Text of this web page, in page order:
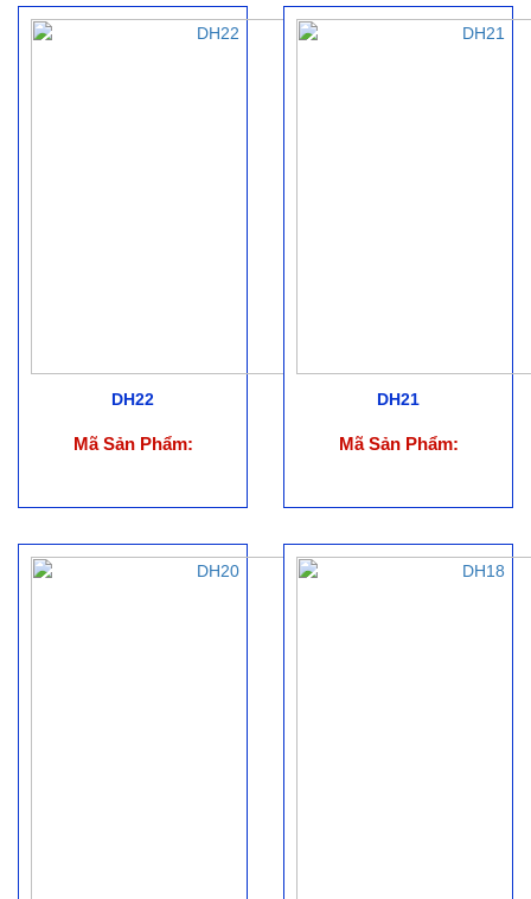
DH22
Mã Sản Phẩm:
DH21
Mã Sản Phẩm: